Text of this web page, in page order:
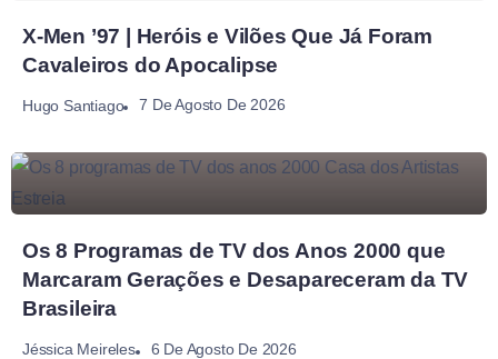
X-Men ’97 | Heróis e Vilões Que Já Foram
Cavaleiros do Apocalipse
Hugo Santiago 7 De Agosto De 2026
Os 8 Programas de TV dos Anos 2000 que
Marcaram Gerações e Desapareceram da TV
Brasileira
Jéssica Meireles 6 De Agosto De 2026